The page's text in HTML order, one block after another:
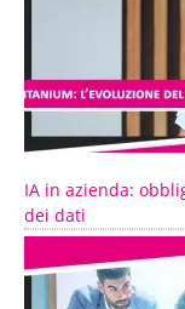
IA in azienda:
dei dati